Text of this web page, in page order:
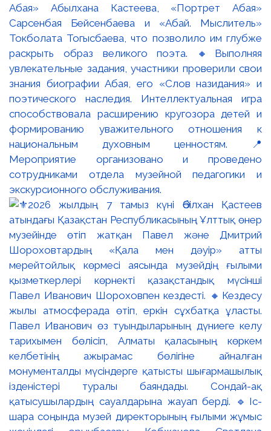
Абая» Абылхана Кастеева, «Портрет Абая»
Сарсенбая Бейсенбаева и «Абай. Мыслитель»
Токболата Тогысбаева, что позволило им глубже
раскрыть образ великого поэта. 🔸Выполняя
увлекательные задания, участники проверили свои
знания биографии Абая, его «Слов назидания» и
поэтического наследия. Интеллектуальная игра
способствовала расширению кругозора детей и
формированию уважительного отношения к
национальным духовным ценностям. 📍
Мероприятие организовано и проведено
сотрудниками отдела музейной педагогики и
экскурсионного обслуживания.